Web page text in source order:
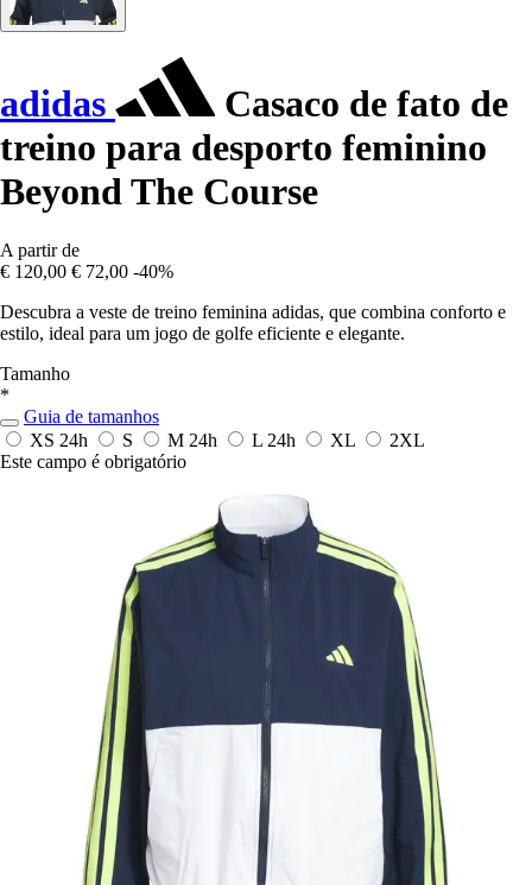
adidas
Casaco de fato de
treino para desporto feminino
Beyond The Course
A partir de
€ 120,00 € 72,00 -40%
Descubra a veste de treino feminina adidas, que combina conforto e
estilo, ideal para um jogo de golfe eficiente e elegante.
Tamanho
*
Guia de tamanhos
XS 24h S M 24h L 24h XL
2XL
Este campo é obrigatório